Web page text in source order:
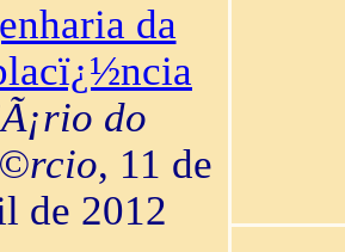
da
do
, 11 de
de 2012